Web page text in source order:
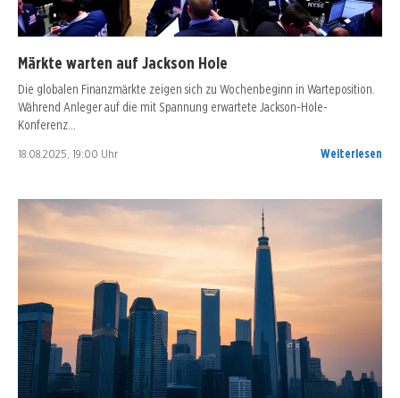
Märkte warten auf Jackson Hole
Die globalen Finanzmärkte zeigen sich zu Wochenbeginn in Warteposition.
Während Anleger auf die mit Spannung erwartete Jackson-Hole-
Konferenz…
18.08.2025, 19:00 Uhr Weiterlesen